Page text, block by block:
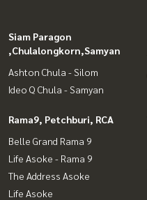
Siam Paragon
,Chulalongkorn,Samyan
Ashton Chula - Silom
Ideo Q Chula - Samyan
Rama9, Petchburi, RCA
Belle Grand Rama 9
Life Asoke - Rama 9
The Address Asoke
Life Asoke